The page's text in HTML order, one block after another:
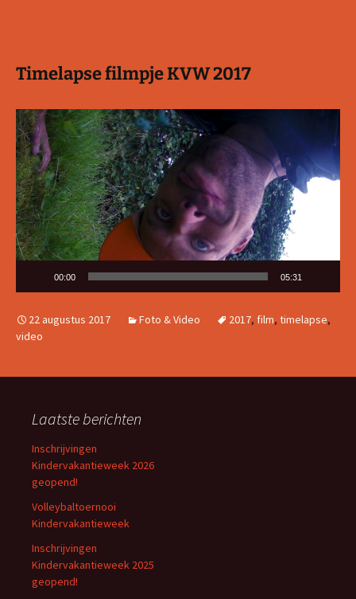
Timelapse filmpje KVW 2017
Videospeler
00:00 05:31
22 augustus 2017 Foto & Video 2017, film, timelapse,
video
Laatste berichten
Inschrijvingen
Kindervakantieweek 2026
geopend!
Volleybaltoernooi
Kindervakantieweek
Inschrijvingen
Kindervakantieweek 2025
geopend!